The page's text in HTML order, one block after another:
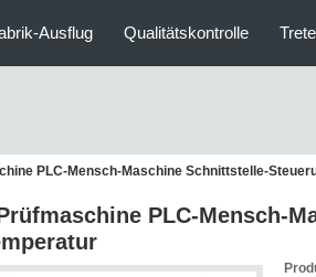
Ausflug Qualitätskontrolle
PLC-Mensch-Maschine Schnittstelle-
PLC-Mensch-